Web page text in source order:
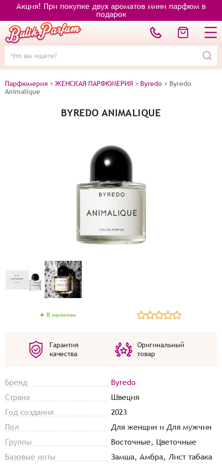
Акция! При покупке двух ароматов мини парфюм в
подарок
Парфюмерия > ЖЕНСКАЯ ПАРФЮМЕРИЯ > Byredo > Byredo
Animalique
BYREDO ANIMALIQUE
В наличии
Гарантия
качества
Оригинальный
товар
Бренд
Byredo
Страна
Швеция
Год создания
2023
Пол
Для женщин и Для мужчин
Группы
Восточные, Цветочные
Базовые ноты
Замша, Амбра, Лист табака